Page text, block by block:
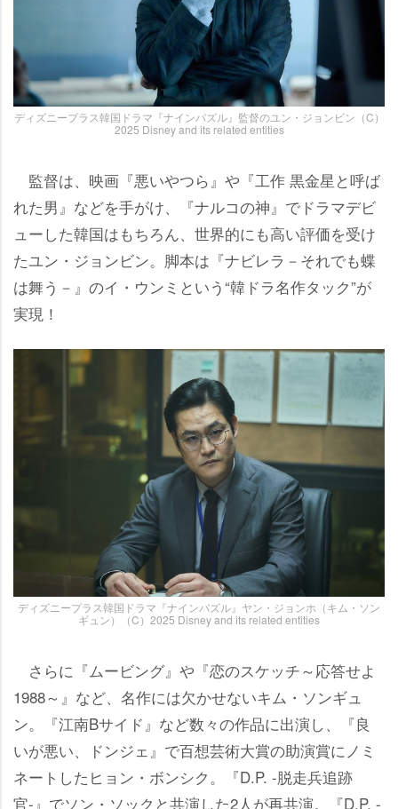
ディズニープラス韓国ドラマ『ナインパズル』監督のユン・ジョンビン（C）
2025 Disney and its related entities
監督は、映画『悪いやつら』や『工作 黒金星と呼ば
れた男』などを手がけ、『ナルコの神』でドラマデビ
ューした韓国はもちろん、世界的にも高い評価を受け
たユン・ジョンビン。脚本は『ナビレラ－それでも蝶
は舞う－』のイ・ウンミという“韓ドラ名作タック”が
実現！
ディズニープラス韓国ドラマ『ナインパズル』ヤン・ジョンホ（キム・ソン
ギュン）（C）2025 Disney and its related entities
さらに『ムービング』や『恋のスケッチ～応答せよ
1988～』など、名作には欠かせないキム・ソンギュ
ン。『江南Bサイド』など数々の作品に出演し、『良
いが悪い、ドンジェ』で百想芸術大賞の助演賞にノミ
ネートしたヒョン・ボンシク。『D.P. -脱走兵追跡
官-』でソン・ソックと共演した2人が再共演。『D.P. -